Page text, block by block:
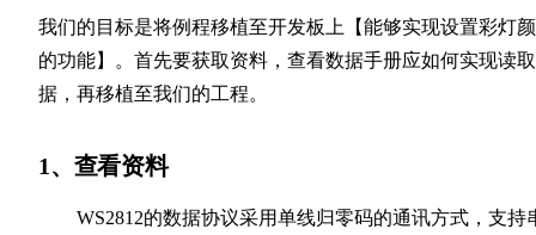
我们的目标是将例程移植至开发板上【能够实现设置彩灯
的功能】。首先要获取资料，查看数据手册应如何实现读
据，再移植至我们的工程。
1、查看资料
WS2812的数据协议采用单线归零码的通讯方式，支持